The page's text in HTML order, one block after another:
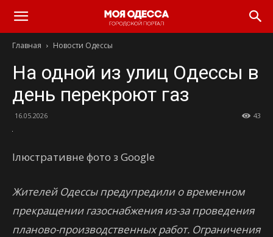
Моя
Одесса
Главная Новости Одессы
На одной из улиц Одессы в
день перекроют газ
16.05.2026 43
Ілюстративне фото з Google
Жителей Одессы предупредили о временном
прекращении газоснабжения из-за проведения
планово-производственных работ. Ограничения